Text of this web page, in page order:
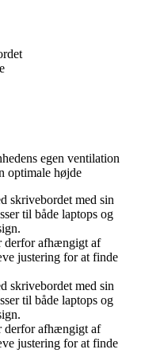
egen ventilation
optimale højde
skrivebordet med sin
til både laptops og
derfor afhængigt af
justering for at finde
skrivebordet med sin
til både laptops og
derfor afhængigt af
justering for at finde